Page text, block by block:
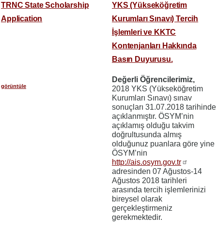
TRNC State Scholarship
Application
görüntüle
YKS (Yükseköğretim
Kurumları Sınavı) Tercih
İşlemleri ve KKTC
Kontenjanları Hakkında
Basın Duyurusu.
Değerli Öğrencilerimiz,
2018 YKS (Yükseköğretim
Kurumları Sınavı) sınav
sonuçları 31.07.2018 tarihinde
açıklanmıştır. ÖSYM’nin
açıklamış olduğu takvim
doğrultusunda almış
olduğunuz puanlara göre yine
ÖSYM’nin
http://ais.osym.gov.tr
adresinden 07 Ağustos-14
Ağustos 2018 tarihleri
arasında tercih işlemlerinizi
bireysel olarak
gerçekleştirmeniz
gerekmektedir.